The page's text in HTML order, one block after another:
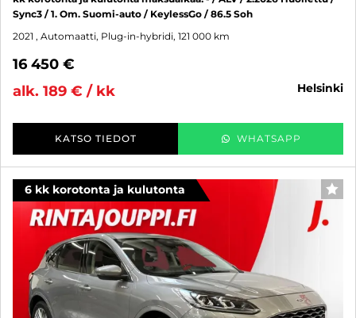
Sync3 / 1. Om. Suomi-auto / KeylessGo / 86.5 Soh
2021 , Automaatti, Plug-in-hybridi, 121 000 km
16 450 €
alk. 189 € / kk
helsinki
KATSO TIEDOT WHATSAPP
6 kk korotonta ja kulutonta